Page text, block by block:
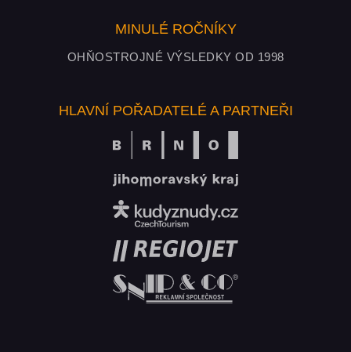
MINULÉ ROČNÍKY
OHŇOSTROJNÉ VÝSLEDKY OD 1998
HLAVNÍ POŘADATELÉ A PARTNEŘI